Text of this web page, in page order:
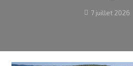
7 juillet 2026